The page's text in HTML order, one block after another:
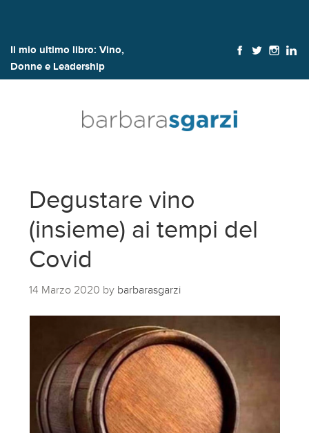
Il mio ultimo libro: Vino,
Donne e Leadership
Degustare vino
(insieme) ai tempi del
Covid
14 Marzo 2020 by barbarasgarzi